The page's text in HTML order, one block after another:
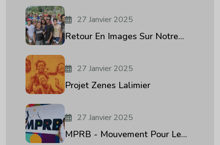
27 Janvier 2025
Retour En Images Sur Notre...
27 Janvier 2025
Projet Zenes Lalimier
27 Janvier 2025
MPRB - Mouvement Pour Le...